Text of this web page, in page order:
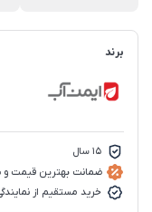
برند
15 سال
ضمانت بهترین قیمت و
خرید مستقیم از